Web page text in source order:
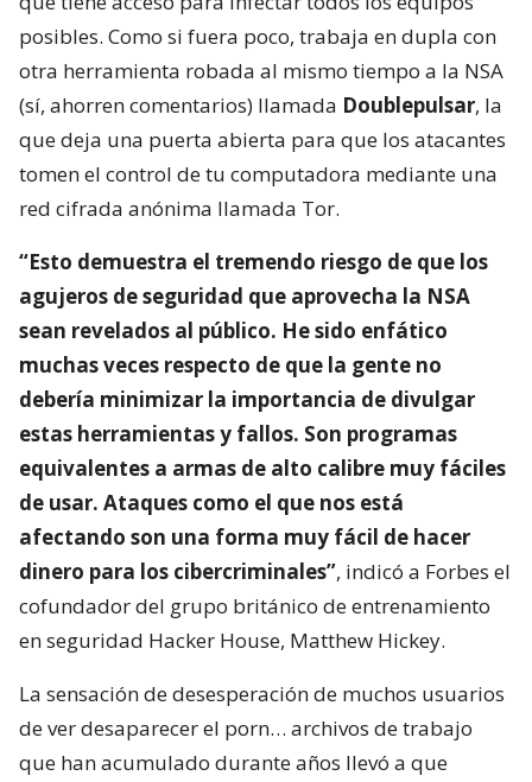
posibles. Como si fuera poco, trabaja en dupla con
otra herramienta robada al mismo tiempo a la NSA
(sí, ahorren comentarios) llamada Doublepulsar, la
que deja una puerta abierta para que los atacantes
tomen el control de tu computadora mediante una
red cifrada anónima llamada Tor.
“Esto demuestra el tremendo riesgo de que los
agujeros de seguridad que aprovecha la NSA
sean revelados al público. He sido enfático
muchas veces respecto de que la gente no
debería minimizar la importancia de divulgar
estas herramientas y fallos. Son programas
equivalentes a armas de alto calibre muy fáciles
de usar. Ataques como el que nos está
afectando son una forma muy fácil de hacer
dinero para los cibercriminales”, indicó a Forbes el
cofundador del grupo británico de entrenamiento
en seguridad Hacker House, Matthew Hickey.
La sensación de desesperación de muchos usuarios
de ver desaparecer el porn… archivos de trabajo
que han acumulado durante años llevó a que